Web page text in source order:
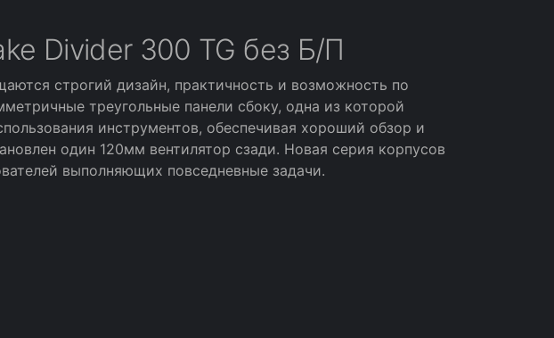
Divider 300 TG без Б/П
строгий дизайн, практичность и возможность по
треугольные панели сбоку, одна из которой
инструментов, обеспечивая хороший обзор и
один 120мм вентилятор сзади. Новая серия корпусов
выполняющих повседневные задачи.